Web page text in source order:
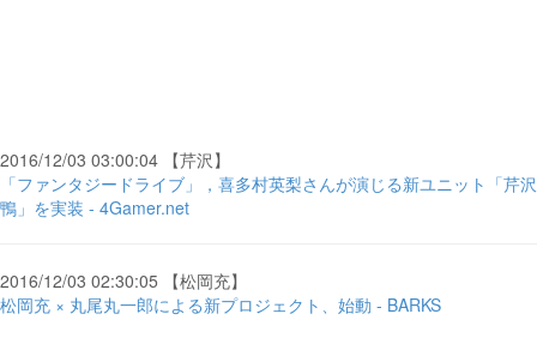
2016/12/03 03:00:04 【芹沢】
「ファンタジードライブ」，喜多村英梨さんが演じる新ユニット「芹沢
鴨」を実装 - 4Gamer.net
2016/12/03 02:30:05 【松岡充】
松岡充 × 丸尾丸一郎による新プロジェクト、始動 - BARKS